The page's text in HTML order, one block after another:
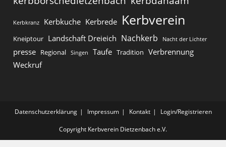
Kerbkranz Kerbkuche Kerbrede Kerbverein
Kneiptour Landschaft Dreieich Nachkerb Nacht der Lichter
presse Regional Singen Taufe Tradition Verbrennung
Weckruf
Datenschutzerklärung Impressum Kontakt Login/Registrieren
Copyright Kerbverein Dietzenbach e.V.